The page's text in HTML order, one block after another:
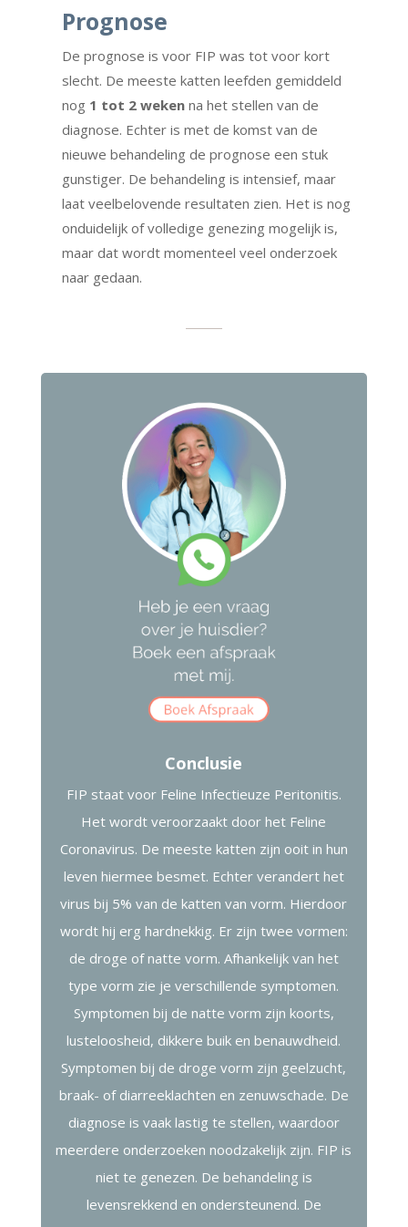
Prognose
De prognose is voor FIP was tot voor kort
slecht. De meeste katten leefden gemiddeld
nog 1 tot 2 wekenna het stellen van de
diagnose. Echter is met de komst van de
nieuwe behandeling de prognose een stuk
gunstiger. De behandeling is intensief, maar
laat veelbelovende resultaten zien. Het is nog
onduidelijk of volledige genezing mogelijk is,
maar dat wordt momenteel veel onderzoek
naar gedaan.
Conclusie
FIP staat voor Feline Infectieuze Peritonitis.
Het wordt veroorzaakt door het Feline
Coronavirus. De meeste katten zijn ooit in hun
leven hiermee besmet. Echter verandert het
virus bij 5% van de katten van vorm. Hierdoor
wordt hij erg hardnekkig. Er zijn twee vormen:
de droge of natte vorm. Afhankelijk van het
type vorm zie je verschillende symptomen.
Symptomen bij de natte vorm zijn koorts,
lusteloosheid, dikkere buik en benauwdheid.
Symptomen bij de droge vorm zijn geelzucht,
braak- of diarreeklachten en zenuwschade. De
diagnose is vaak lastig te stellen, waardoor
meerdere onderzoeken noodzakelijk zijn. FIP is
niet te genezen. De behandeling is
levensrekkend en ondersteunend. De